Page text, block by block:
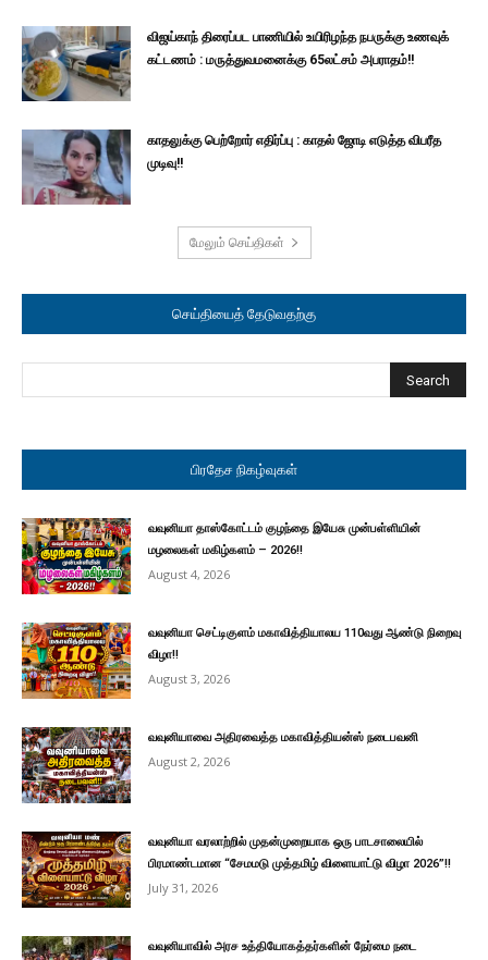
விஜய்காந் திரைப்பட பாணியில் உயிரிழந்த நபருக்கு உணவுக்
கட்டணம் : மருத்துவமனைக்கு 65லட்சம் அபராதம்!!
காதலுக்கு பெற்றோர் எதிர்ப்பு : காதல் ஜோடி எடுத்த விபரீத
முடிவு!!
மேலும் செய்திகள்
செய்தியைத் தேடுவதற்கு
பிரதேச நிகழ்வுகள்
வவுனியா தாஸ்கோட்டம் குழந்தை இயேசு முன்பள்ளியின்
மழலைகள் மகிழ்களம் – 2026!!
August 4, 2026
வவுனியா செட்டிகுளம் மகாவித்தியாலய 110வது ஆண்டு நிறைவு
விழா!!
August 3, 2026
வவுனியாவை அதிரவைத்த மகாவித்தியன்ஸ் நடைபவனி
August 2, 2026
வவுனியா வரலாற்றில் முதன்முறையாக ஒரு பாடசாலையில்
பிரமாண்டமான “சேமமடு முத்தமிழ் விளையாட்டு விழா 2026”!!
July 31, 2026
வவுனியாவில் அரச உத்தியோகத்தர்களின் நேர்மை நடை